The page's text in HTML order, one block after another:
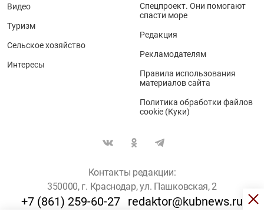
Видео
Туризм
Сельское хозяйство
Интересы
Спецпроект. Они помогают
спасти море
Редакция
Рекламодателям
Правила использования
материалов сайта
Политика обработки файлов
cookie (Куки)
Контакты редакции:
350000, г. Краснодар, ул. Пашковская, 2
+7 (861) 259-60-27 redaktor@kubnews.ru